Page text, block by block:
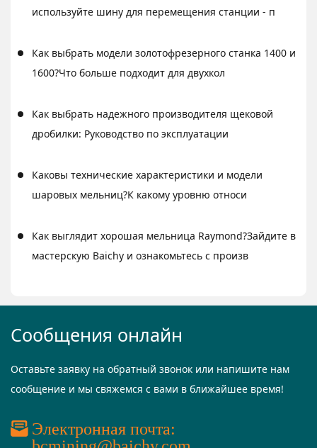
используйте шину для перемещения станции - п
Как выбрать модели золотофрезерного станка 1400 и
1600?Что больше подходит для двухкол
Как выбрать надежного производителя щековой
дробилки: Руководство по эксплуатации
Каковы технические характеристики и модели
шаровых мельниц?К какому уровню относи
Как выглядит хорошая мельница Raymond?Зайдите в
мастерскую Baichy и ознакомьтесь с произв
Сообщения онлайн
Оставьте заявку на обратный звонок или напишите нам
сообщение и мы свяжемся с вами в ближайшее время!
Электронная почта: